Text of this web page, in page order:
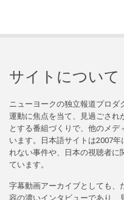
サイトについて
ニューヨークの独立報道プロ
運動に焦点を当て、見過ごされ
とする番組づくりで、他のメ
います。日本語サイトは2007
れない事件や、日本の視聴者に
ています。
字幕動画アーカイブとしても、
容の濃いインタビューであり、